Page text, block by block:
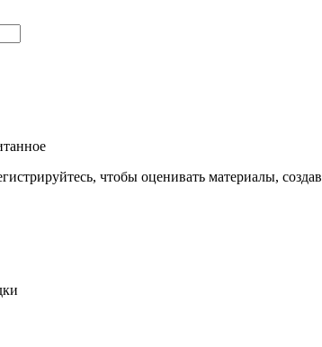
чтобы оценивать материалы,